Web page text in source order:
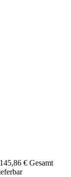
145,86 € Gesamt